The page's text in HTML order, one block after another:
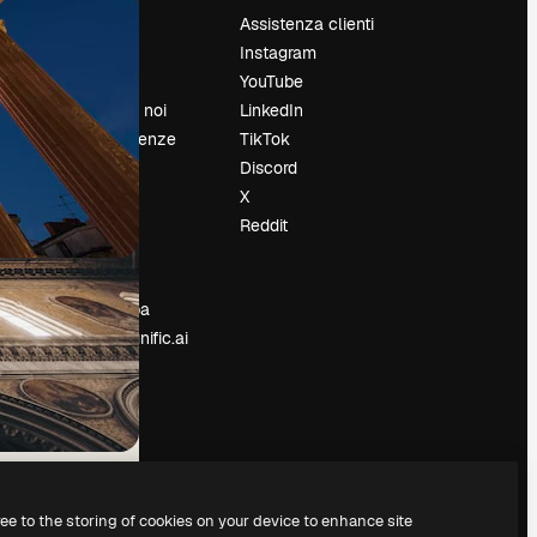
Recensioni
Lavora con noi
Cerca tendenze
Blog
Eventi
Slidesgo
Vendi i tuoi
contenuti
Sala stampa
Cerchi magnific.ai
Assistenza clienti
Instagram
YouTube
LinkedIn
TikTok
Discord
X
Reddit
to the storing of cookies on your device to enhance site